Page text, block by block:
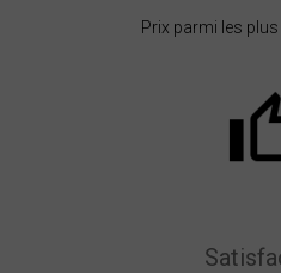
Prix parmi les